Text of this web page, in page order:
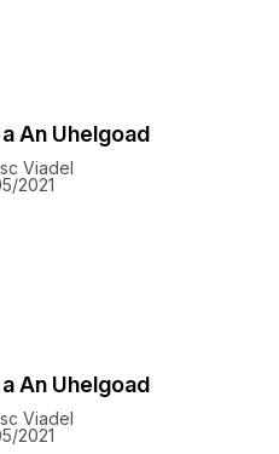
An Uhelgoad
Viadel
2021
An Uhelgoad
Viadel
2021